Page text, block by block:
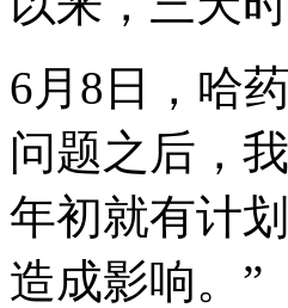
6月8日，哈
问题之后，
年初就有计
造成影响。”